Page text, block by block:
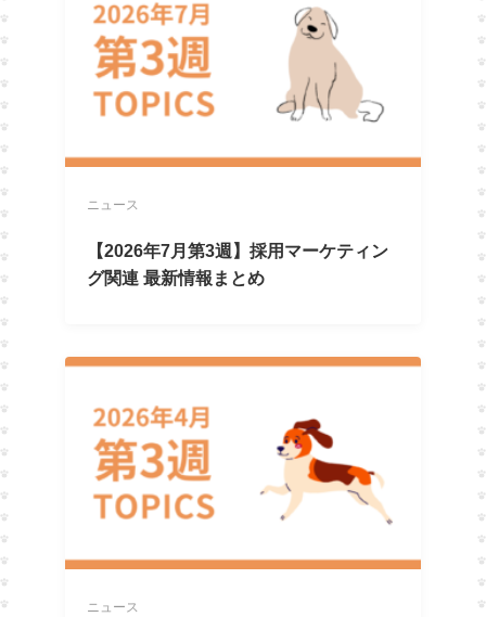
ニュース
【2026年7月第3週】採用マーケティン
グ関連 最新情報まとめ
ニュース